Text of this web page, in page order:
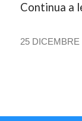
Continua a
25 DICEMBRE